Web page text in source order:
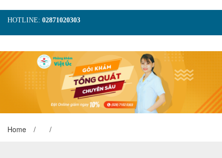
HOTLINE: 02871020303
TRANG CHỦ
GIỚI THIỆU
TIN TỨC
DỊCH VỤ
GÓI KHÁM
HÌNH ẢNH
LIÊN HỆ
ĐẶT LỊCH KHÁM
Home / /